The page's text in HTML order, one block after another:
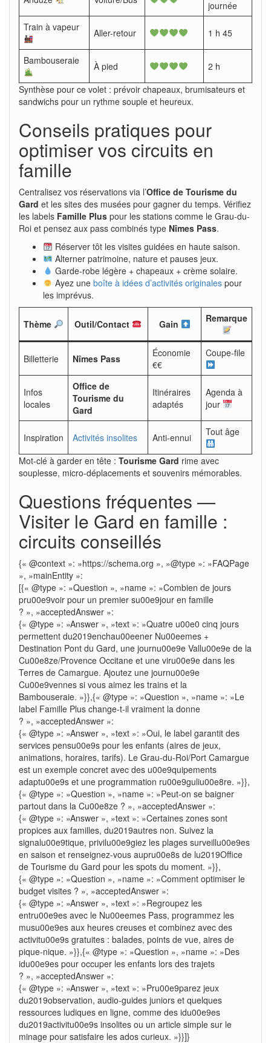
journée
Train à vapeur
Aller-retour 1 h 45
Bambouseraie À pied
2 h
Synthèse pour ce volet : prévoir chapeaux, brumisateurs et
sandwichs pour un rythme souple et heureux.
Conseils pratiques pour
optimiser vos circuits en
famille
Centralisez vos réservations via l’Office de Tourisme du
Gard et les sites des musées pour gagner du temps. Vérifiez
les labels Famille Plus pour les stations comme le Grau-du-
Roi et pensez aux pass combinés type Nîmes Pass.
Réserver tôt les visites guidées en haute saison.
Alterner patrimoine, nature et pauses jeux.
Garde-robe légère + chapeaux + crème solaire.
Ayez une boîte à idées d’activités originalespour
les imprévus.
Thème Outil/Contact Gain Remarque
Billetterie Nîmes Pass
Économie
€€
Coupe-file
Infos
locales
Office de
Tourisme du
Gard
Itinéraires
adaptés
Agenda à
jour
Inspiration Activités insolites Anti-ennui Tout âge
Mot-clé à garder en tête : Tourisme Gard rime avec
souplesse, micro-déplacements et souvenirs mémorables.
Questions fréquentes —
Visiter le Gard en famille :
circuits conseillés
{« @context »: »https://schema.org », »@type »: »FAQPage
», »mainEntity »:
[{« @type »: »Question », »name »: »Combien de jours
pru00e9voir pour un premier su00e9jour en famille
? », »acceptedAnswer »:
{« @type »: »Answer », »text »: »Quatre u00e0 cinq jours
permettent du2019enchau00eener Nu00eemes +
Destination Pont du Gard, une journu00e9e Vallu00e9e de la
Cu00e8ze/Provence Occitane et une viru00e9e dans les
Terres de Camargue. Ajoutez une journu00e9e
Cu00e9vennes si vous aimez les trains et la
Bambouseraie. »}},{« @type »: »Question », »name »: »Le
label Famille Plus change-t-il vraiment la donne
? », »acceptedAnswer »:
{« @type »: »Answer », »text »: »Oui, le label garantit des
services pensu00e9s pour les enfants (aires de jeux,
animations, horaires, tarifs). Le Grau-du-Roi/Port Camargue
est un exemple concret avec des u00e9quipements
adaptu00e9s et une programmation ru00e9guliu00e8re. »}},
{« @type »: »Question », »name »: »Peut-on se baigner
partout dans la Cu00e8ze ? », »acceptedAnswer »:
{« @type »: »Answer », »text »: »Certaines zones sont
propices aux familles, du2019autres non. Suivez la
signalu00e9tique, privilu00e9giez les plages surveillu00e9es
en saison et renseignez-vous aupru00e8s de lu2019Office
de Tourisme du Gard pour les spots du moment. »}},
{« @type »: »Question », »name »: »Comment optimiser le
budget visites ? », »acceptedAnswer »:
{« @type »: »Answer », »text »: »Regroupez les
entru00e9es avec le Nu00eemes Pass, programmez les
musu00e9es aux heures creuses et combinez avec des
activitu00e9s gratuites : balades, points de vue, aires de
pique-nique. »}},{« @type »: »Question », »name »: »Des
idu00e9es pour occuper les enfants lors des trajets
? », »acceptedAnswer »:
{« @type »: »Answer », »text »: »Pru00e9parez jeux
du2019observation, audio-guides juniors et quelques
ressources ludiques en ligne, comme des idu00e9es
du2019activitu00e9s insolites ou un article simple sur le
minage pour satisfaire les ados curieux. »}}]}